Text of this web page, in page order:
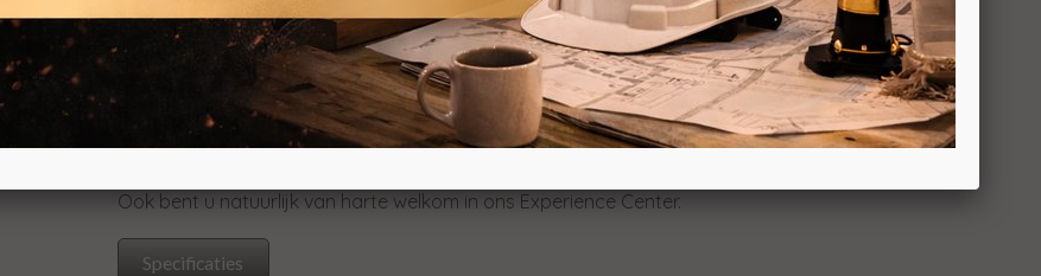
LET OP: De weergegeven adviesprijs is een vanaf prijs. Afhankelijk van het materiaal en de
afwerking kan de prijs hoger uitvallen.
Informatie
Ook bent u natuurlijk van harte welkom in ons Experience Center.
Specificaties